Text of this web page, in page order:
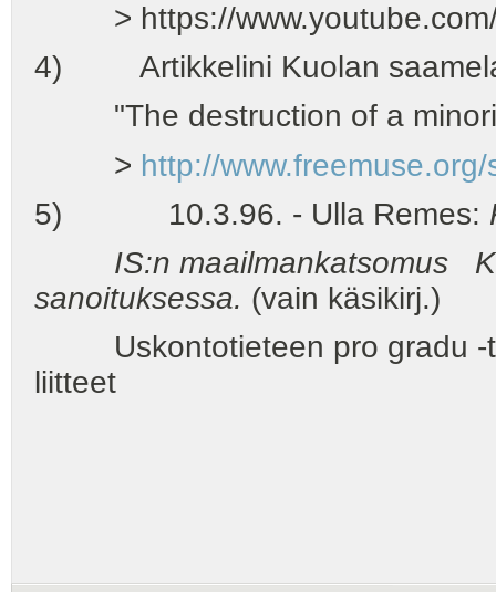
> https://www.youtube.com/
4) Artikkelini Kuolan
"The destruction of a
> http://
5) 10.3.96. - Ulla Remes:
IS:n maailmankatsomus
sanoituksessa. (vain käsikirj.)
Uskontotieteen pro gradu -
liitteet